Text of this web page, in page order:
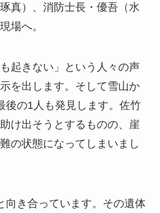
真）、消防士長・優吾（水
場へ。
起きない」という人々の声
を出します。そして雪山か
後の1人も発見します。佐竹
け出そうとするものの、崖
の状態になってしまいまし
向き合っています。その遺体